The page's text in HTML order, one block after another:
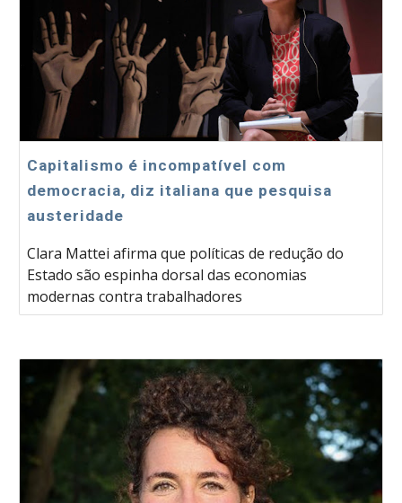
Capitalismo é incompatível com
democracia, diz italiana que pesquisa
austeridade
Clara Mattei afirma que políticas de redução do
Estado são espinha dorsal das economias
modernas contra trabalhadores